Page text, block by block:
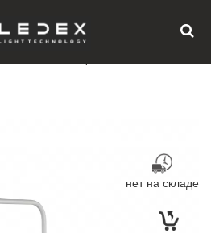
нет на складе